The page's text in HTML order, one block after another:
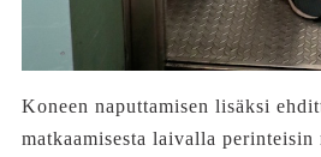
Koneen naputtamisen lisäksi
matkaamisesta laivalla